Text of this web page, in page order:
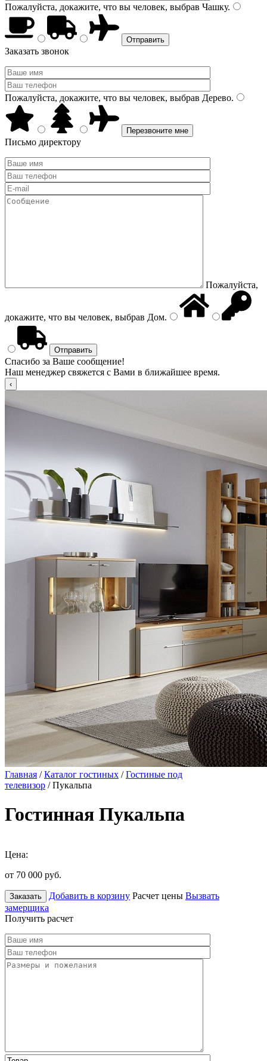
Пожалуйста, докажите, что вы человек, выбрав Чашку.
Заказать звонок
Пожалуйста, докажите, что вы человек, выбрав Дерево.
Письмо директору
Пожалуйста,
докажите, что вы человек, выбрав Дом.
Спасибо за Ваше сообщение!
Наш менеджер свяжется с Вами в ближайшее время.
Главная /Каталог гостиных /Гостиные под
телевизор / Пукальпа
Гостинная Пукальпа
Цена:
от 70 000 руб.
Заказать Добавить в корзину Расчет цены Вызвать
замерщика
Получить расчет